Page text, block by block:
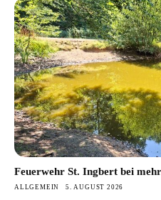
Feuerwehr St. Ingbert bei
ALLGEMEIN 5. AUGUST 2026